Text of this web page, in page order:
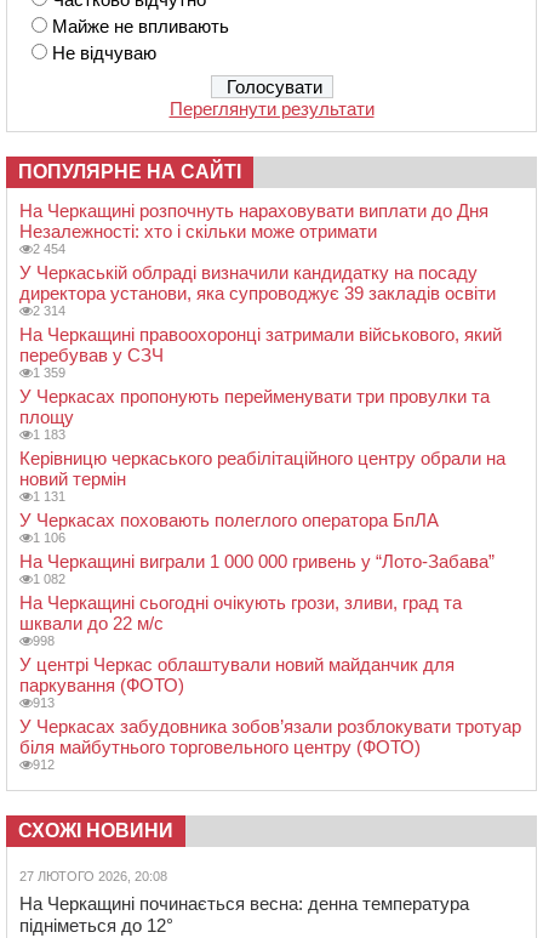
Майже не впливають
Не відчуваю
Переглянути результати
ПОПУЛЯРНЕ НА САЙТІ
На Черкащині розпочнуть нараховувати виплати до Дня
Незалежності: хто і скільки може отримати
2 454
У Черкаській облраді визначили кандидатку на посаду
директора установи, яка супроводжує 39 закладів освіти
2 314
На Черкащині правоохоронці затримали військового, який
перебував у СЗЧ
1 359
У Черкасах пропонують перейменувати три провулки та
площу
1 183
Керівницю черкаського реабілітаційного центру обрали на
новий термін
1 131
У Черкасах поховають полеглого оператора БпЛА
1 106
На Черкащині виграли 1 000 000 гривень у “Лото-Забава”
1 082
На Черкащині сьогодні очікують грози, зливи, град та
шквали до 22 м/с
998
У центрі Черкас облаштували новий майданчик для
паркування (ФОТО)
913
У Черкасах забудовника зобов’язали розблокувати тротуар
біля майбутнього торговельного центру (ФОТО)
912
СХОЖІ НОВИНИ
27 ЛЮТОГО 2026, 20:08
На Черкащині починається весна: денна температура
підніметься до 12°